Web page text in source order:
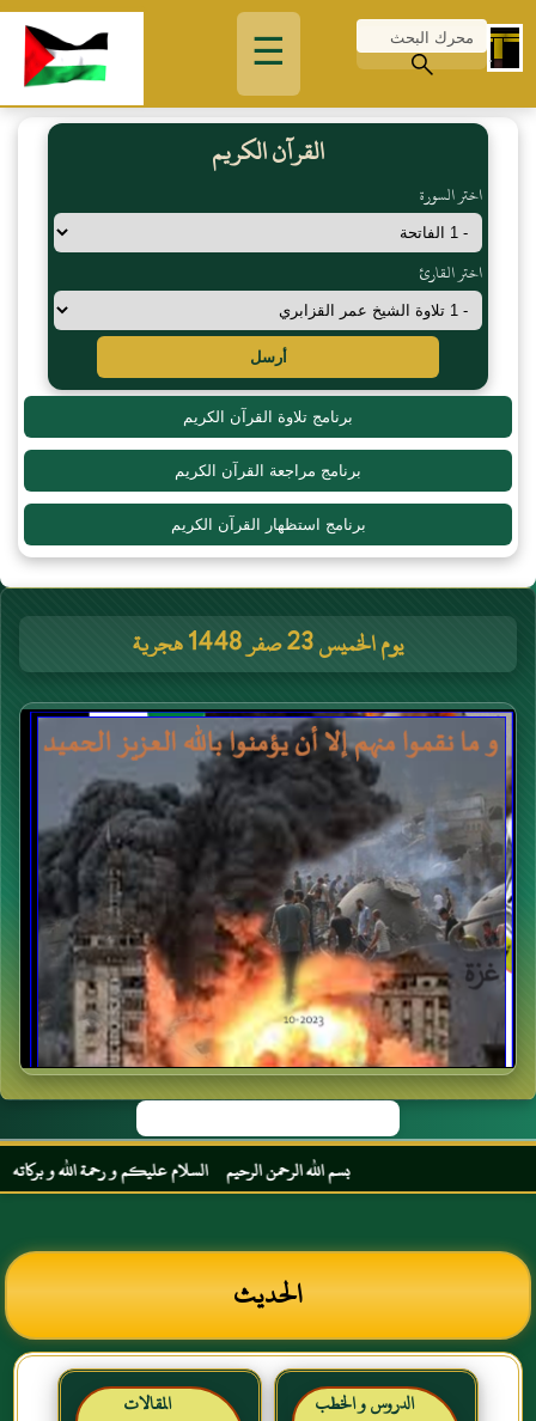
☰
القرآن الكريم
اختر السورة
اختر القارئ
أرسل
برنامج تلاوة القرآن الكريم
برنامج مراجعة القرآن الكريم
برنامج استظهار القرآن الكريم
يوم الخميس 23 صفر 1448 هجرية
بسم الله الرحمن الرحيم السلام عليكم و رحمة الله و بركاته
الحديث
الدروس و الخطب المقالات